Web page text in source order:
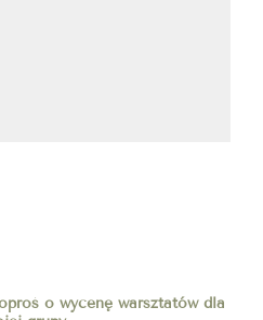
o wycenę warsztatów dla